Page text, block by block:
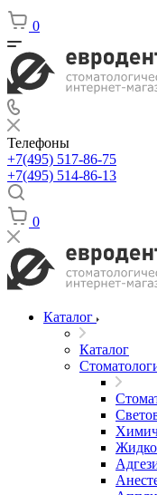
0
Телефоны
+7(495) 517-86-75
+7(495) 514-86-13
0
Каталог
Каталог